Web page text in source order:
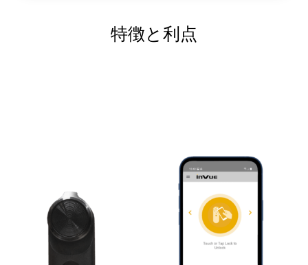
特徴と利点